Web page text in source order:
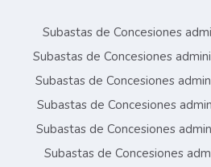
Subastas de Concesiones
Subastas de Concesiones
Subastas de Concesiones
Subastas de Concesiones
Subastas de Concesiones
Subastas de Concesiones